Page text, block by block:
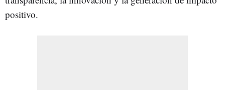
positivo.